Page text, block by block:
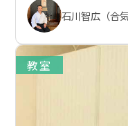
教室